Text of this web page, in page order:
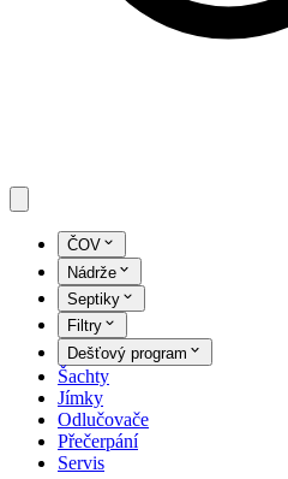
ČOV
Nádrže
Septiky
Filtry
Dešťový program
Šachty
Jímky
Odlučovače
Přečerpání
Servis